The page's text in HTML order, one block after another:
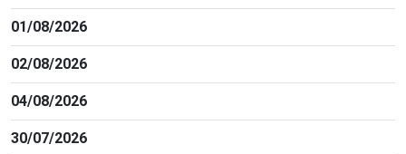
01/08/2026
02/08/2026
04/08/2026
30/07/2026